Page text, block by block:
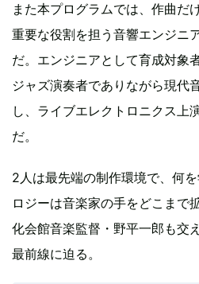
また本プログラムでは、作曲だ
重要な役割を担う音響エンジニ
だ。エンジニアとして育成対象
ジャズ演奏者でありながら現代
し、ライブエレクトロニクス上
だ。
2人は最先端の制作環境で、何
ロジーは音楽家の手をどこまで
化会館音楽監督・野平一郎も交
最前線に迫る。